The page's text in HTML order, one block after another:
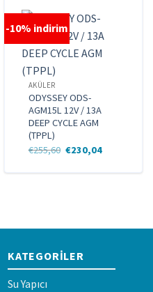
-10% indirim
AKÜLER
ODYSSEY ODS-
AGM15L 12V / 13A
DEEP CYCLE AGM
(TPPL)
€255,60 Orijinal
€230,04Şu
KATEGORILER
Su Yapıcı